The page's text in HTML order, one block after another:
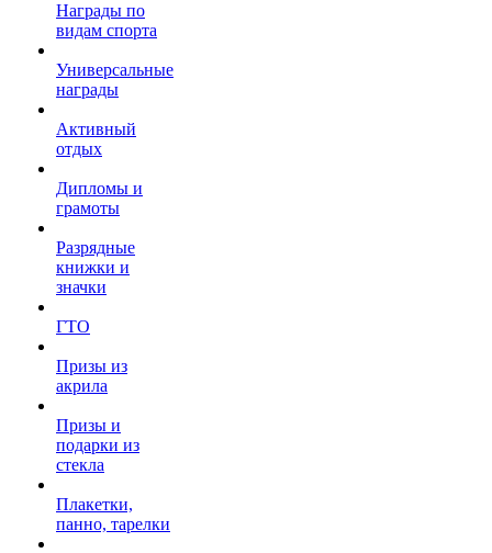
Награды по
видам спорта
Универсальные
награды
Активный
отдых
Дипломы и
грамоты
Разрядные
книжки и
значки
ГТО
Призы из
акрила
Призы и
подарки из
стекла
Плакетки,
панно, тарелки